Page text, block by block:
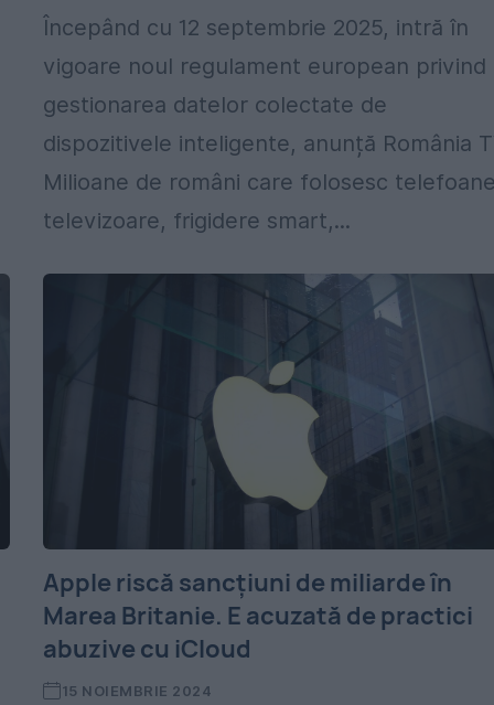
Începând cu 12 septembrie 2025, intră în
vigoare noul regulament european privind
gestionarea datelor colectate de
dispozitivele inteligente, anunță România
Milioane de români care folosesc
televizoare, frigidere smart,...
Apple riscă sancțiuni de miliarde în
Marea Britanie. E acuzată de practici
abuzive cu iCloud
15 NOIEMBRIE 2024